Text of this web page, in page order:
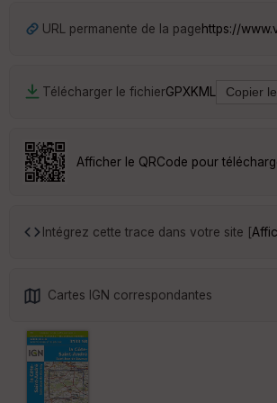
URL permanente de la pagehttps://
Télécharger le fichierGPXKML
Afficher le QRCode pour
Intégrez cette trace dans votre site [
Cartes IGN correspondantes